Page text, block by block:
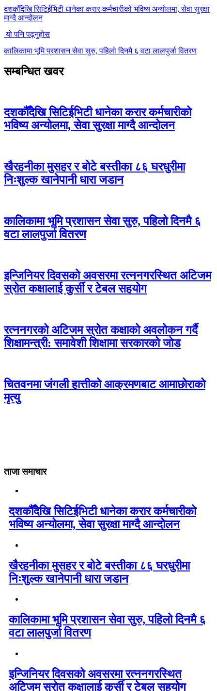
दशकौँदेखि सिटिईभिटी धानेका करार कर्मचारीको भविष्य अन्योलमा, सेवा सुरक्षा
माग्दै आन्दोलन
यो पनि पढ्नुहोस
कालिकामा भूमि प्रशासन सेवा सुरु, पहिलो दिनमै ६ वटा लालपुर्जा वितरण
सम्बन्धित खवर
दशकौँदेखि सिटिईभिटी धानेका करार कर्मचारीको
भविष्य अन्योलमा, सेवा सुरक्षा माग्दै आन्दोलन
खैरहनीका मुसहर र बोटे बस्तीका ८६ घरधुरीमा
निःशुल्क खानेपानी धारा जडान
कालिकामा भूमि प्रशासन सेवा सुरु, पहिलो दिनमै ६
वटा लालपुर्जा वितरण
इन्जिनियर दिवसको अवसरमा रत्ननगरस्थित अटिजम
स्रोत कक्षालाई कुर्सी र टेबल सहयोग
रत्ननगरको अटिजम स्रोत कक्षाको अवलोकन गर्दै
शिक्षामन्त्री: समावेशी शिक्षामा सरकारको जोड
चितवनमा जंगली हात्तीको आक्रमणबाट आमाछोराको
मृत्यु
ताजा समाचार
दशकौँदेखि सिटिईभिटी धानेका करार कर्मचारीको
भविष्य अन्योलमा, सेवा सुरक्षा माग्दै आन्दोलन
खैरहनीका मुसहर र बोटे बस्तीका ८६ घरधुरीमा
निःशुल्क खानेपानी धारा जडान
कालिकामा भूमि प्रशासन सेवा सुरु, पहिलो दिनमै ६
वटा लालपुर्जा वितरण
इन्जिनियर दिवसको अवसरमा रत्ननगरस्थित
अटिजम स्रोत कक्षालाई कुर्सी र टेबल सहयोग